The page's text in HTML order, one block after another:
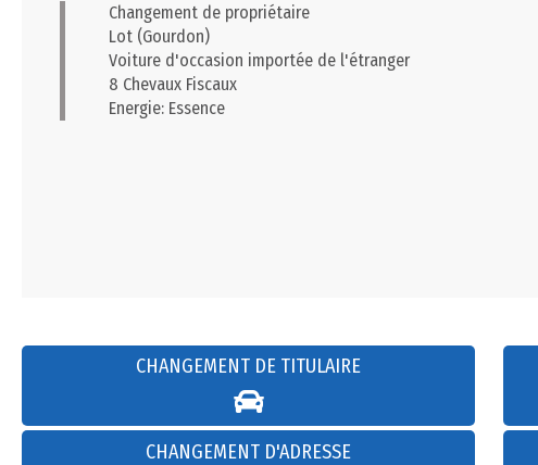
Changement de propriétaire
Lot (Gourdon)
Voiture d'occasion importée de l'étranger
8 Chevaux Fiscaux
Energie: Essence
CHANGEMENT DE TITULAIRE
CHANGEMENT D'ADRESSE